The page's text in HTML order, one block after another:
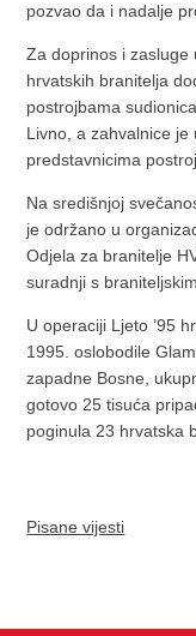
pozvao da i nadalje
Za doprinos i zasluge
hrvatskih branitelja
postrojbama
Livno, a zahvalnice
predstavnicima
Na središnjoj
je održano u
Odjela za branitelje
suradnji s
U operaciji Ljeto ’95
1995. oslobodile
zapadne Bosne,
gotovo 25 tisuća
poginula 23 hrvatska
Pisane vijesti